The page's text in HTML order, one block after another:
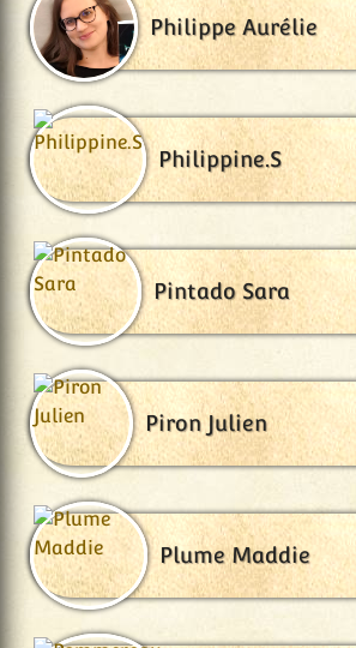
Philippe Aurélie
Philippine.S
Pintado Sara
Piron Julien
Plume Maddie